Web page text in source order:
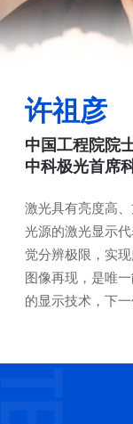
许祖彦
中国工程院院
中科极光首席
激光具有亮度高
光源的激光显示
觉分辨极限，实
图像再现，是唯
的显示技术，下